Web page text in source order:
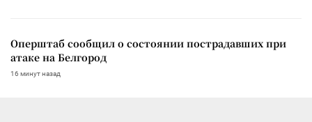
Оперштаб сообщил о состоянии пострадавших при
атаке на Белгород
16 минут назад